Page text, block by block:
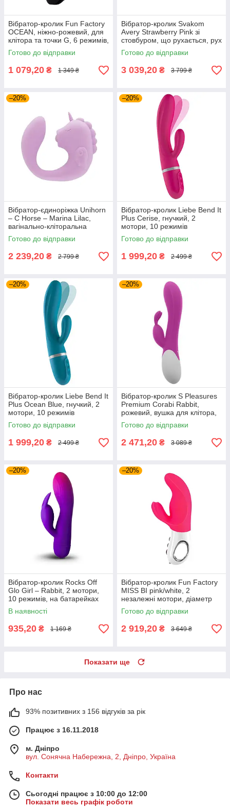
Вібратор-кролик Fun Factory
OCEAN, ніжно-рожевий, для
клітора та точки G, 6 режимів,
на батарейках
Готово до відправки
1 079,20 ₴ 1 349 ₴
Вібратор-кролик Svakom
Avery Strawberry Pink зі
стовбуром, що рухається, рух
вперед-назад
Готово до відправки
3 039,20 ₴ 3 799 ₴
–20%
Вібратор-єдиноріжка Unihorn
– C Horse – Marina Lilac,
вагінально-кліторальна
стимуляція, 2 мотори по 10
режимів
Готово до відправки
2 239,20 ₴ 2 799 ₴
–20%
Вібратор-кролик Liebe Bend It
Plus Cerise, гнучкий, 2
мотори, 10 режимів
Готово до відправки
1 999,20 ₴ 2 499 ₴
–20%
Вібратор-кролик Liebe Bend It
Plus Ocean Blue, гнучкий, 2
мотори, 10 режимів
Готово до відправки
1 999,20 ₴ 2 499 ₴
–20%
Вібратор-кролик S Pleasures
Premium Corabi Rabbit,
рожевий, вушка для клітора,
16 режимів, нагрів
Готово до відправки
2 471,20 ₴ 3 089 ₴
–20%
Вібратор-кролик Rocks Off
Glo Girl – Rabbit, 2 мотори,
10 режимів, на батарейках
В наявності
935,20 ₴ 1 169 ₴
–20%
Вібратор-кролик Fun Factory
MISS BI pink/white, 2
незалежні мотори, діаметр
4,2 см
Готово до відправки
2 919,20 ₴ 3 649 ₴
Показати ще
Про нас
93% позитивних з 156 відгуків за рік
Працює з 16.11.2018
м. Дніпро
вул. Сонячна Набережна, 2, Дніпро, Україна
Контакти
Сьогодні працює з 10:00 до 12:00
Показати весь графік роботи